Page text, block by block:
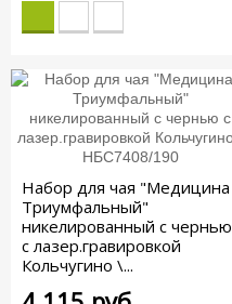
Набор для чая "Медицина
Триумфальный"
никелированный с чернью
с лазер.гравировкой
Кольчугино \...